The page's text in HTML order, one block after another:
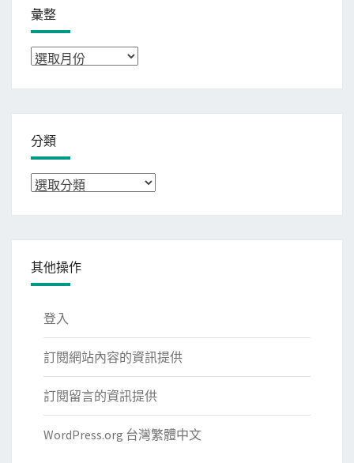
彙整
彙
分類
分
其他操作
登入
訂閱網站內容的資訊提供
訂閱留言的資訊提供
WordPress.org 台灣繁體中文